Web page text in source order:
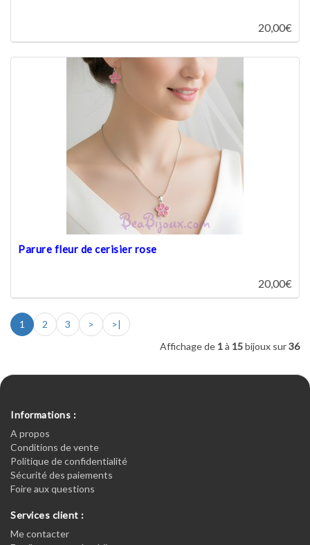
20,00€
Parure fleur de cerisier rose
20,00€
1 2 3 >
>|
Affichage de 1à 15bijoux sur36
Informations :
A propos
Conditions de vente
Politique de confidentialité
Sécurité des paiements
Foire aux questions
Services client :
Me contacter